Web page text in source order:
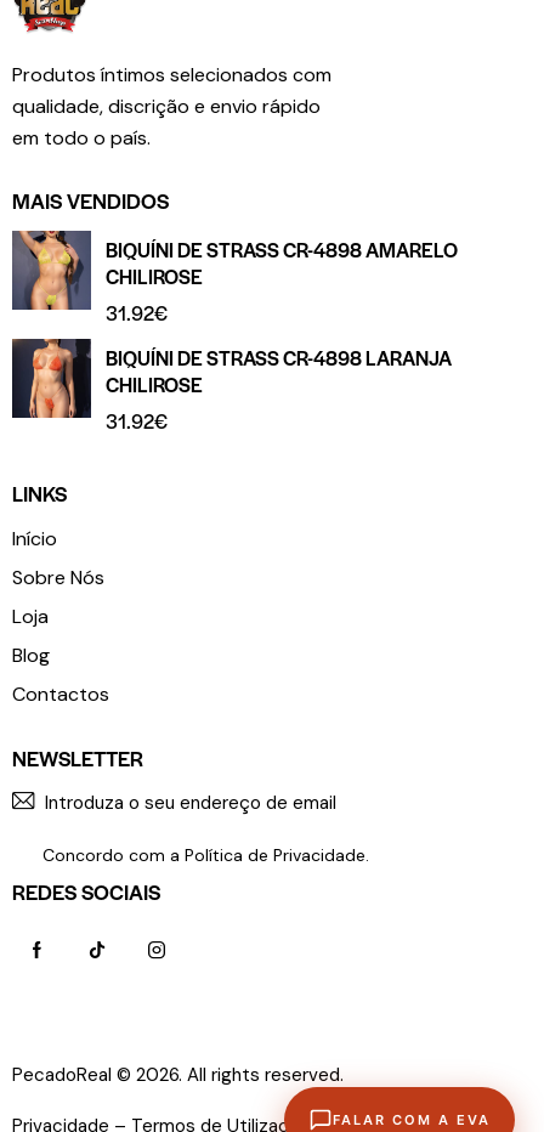
Produtos íntimos selecionados com
qualidade, discrição e envio rápido
em todo o país.
MAIS VENDIDOS
BIQUÍNI DE STRASS CR-4898 AMARELO
CHILIROSE
31.92€
BIQUÍNI DE STRASS CR-4898 LARANJA
CHILIROSE
31.92€
LINKS
Início
Sobre Nós
Loja
Blog
Contactos
NEWSLETTER
Concordo com a Política de Privacidade.
REDES SOCIAIS
PecadoReal © 2026. All rights reserved.
Privacidade – Termos de Utilização –Livro de
FALAR COM A EVA